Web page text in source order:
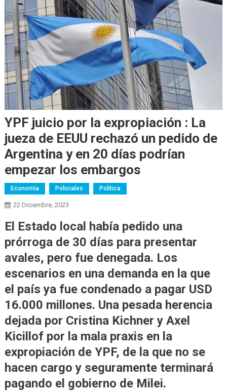
YPF juicio por la expropiación : La
jueza de EEUU rechazó un pedido de
Argentina y en 20 días podrían
empezar los embargos
Economía Policiales Política
22 Diciembre, 2023
El Estado local había pedido una
prórroga de 30 días para presentar
avales, pero fue denegada. Los
escenarios en una demanda en la que
el país ya fue condenado a pagar USD
16.000 millones. Una pesada herencia
dejada por Cristina Kichner y Axel
Kicillof por la mala praxis en la
expropiación de YPF, de la que no se
hacen cargo y seguramente terminará
pagando el gobierno de Milei.